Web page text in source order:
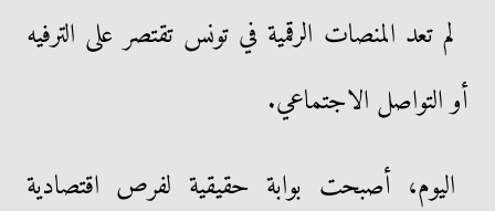
لم تعد المنصات الرقمية في تونس تقتصر على الترفيه
أو التواصل الاجتماعي.
اليوم، أصبحت بوابة حقيقية لفرص اقتصادية